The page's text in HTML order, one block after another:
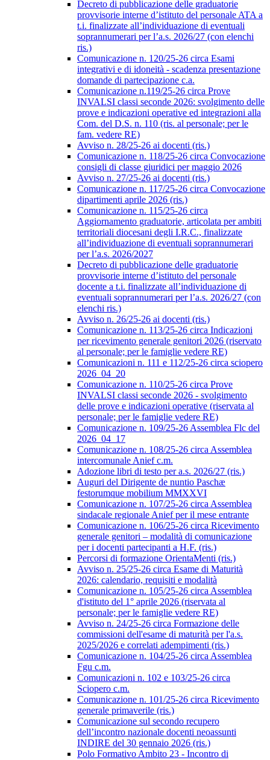
Decreto di pubblicazione delle graduatorie
provvisorie interne d’istituto del personale ATA a
t.i. finalizzate all’individuazione di eventuali
soprannumerari per l’a.s. 2026/27 (con elenchi
ris.)
Comunicazione n. 120/25-26 circa Esami
integrativi e di idoneità - scadenza presentazione
domande di partecipazione c.a.
Comunicazione n.119/25-26 circa Prove
INVALSI classi seconde 2026: svolgimento delle
prove e indicazioni operative ed integrazioni alla
Com. del D.S. n. 110 (ris. al personale; per le
fam. vedere RE)
Avviso n. 28/25-26 ai docenti (ris.)
Comunicazione n. 118/25-26 circa Convocazione
consigli di classe giuridici per maggio 2026
Avviso n. 27/25-26 ai docenti (ris.)
Comunicazione n. 117/25-26 circa Convocazione
dipartimenti aprile 2026 (ris.)
Comunicazione n. 115/25-26 circa
Aggiornamento graduatorie, articolata per ambiti
territoriali diocesani degli I.R.C., finalizzate
all’individuazione di eventuali soprannumerari
per l’a.s. 2026/2027
Decreto di pubblicazione delle graduatorie
provvisorie interne d’istituto del personale
docente a t.i. finalizzate all’individuazione di
eventuali soprannumerari per l’a.s. 2026/27 (con
elenchi ris.)
Avviso n. 26/25-26 ai docenti (ris.)
Comunicazione n. 113/25-26 circa Indicazioni
per ricevimento generale genitori 2026 (riservato
al personale; per le famiglie vedere RE)
Comunicazioni n. 111 e 112/25-26 circa sciopero
2026_04_20
Comunicazione n. 110/25-26 circa Prove
INVALSI classi seconde 2026 - svolgimento
delle prove e indicazioni operative (riservata al
personale; per le famiglie vedere RE)
Comunicazione n. 109/25-26 Assemblea Flc del
2026_04_17
Comunicazione n. 108/25-26 circa Assemblea
intercomunale Anief c.m.
Adozione libri di testo per a.s. 2026/27 (ris.)
Auguri del Dirigente de nuntio Paschæ
festorumque mobilium MMXXVI
Comunicazione n. 107/25-26 circa Assemblea
sindacale regionale Anief per il mese entrante
Comunicazione n. 106/25-26 circa Ricevimento
generale genitori – modalità di comunicazione
per i docenti partecipanti a H.F. (ris.)
Percorsi di formazione OrientaMenti (ris.)
Avviso n. 25/25-26 circa Esame di Maturità
2026: calendario, requisiti e modalità
Comunicazione n. 105/25-26 circa Assemblea
d'istituto del 1° aprile 2026 (riservata al
personale; per le famiglie vedere RE)
Avviso n. 24/25-26 circa Formazione delle
commissioni dell'esame di maturità per l'a.s.
2025/2026 e correlati adempimenti (ris.)
Comunicazione n. 104/25-26 circa Assemblea
Fgu c.m.
Comunicazioni n. 102 e 103/25-26 circa
Sciopero c.m.
Comunicazione n. 101/25-26 circa Ricevimento
generale primaverile (ris.)
Comunicazione sul secondo recupero
dell’incontro nazionale docenti neoassunti
INDIRE del 30 gennaio 2026 (ris.)
Polo Formativo Ambito 23 - Incontro di